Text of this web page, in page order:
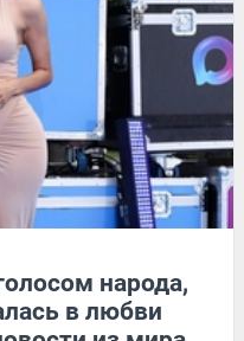
народа,
в любви